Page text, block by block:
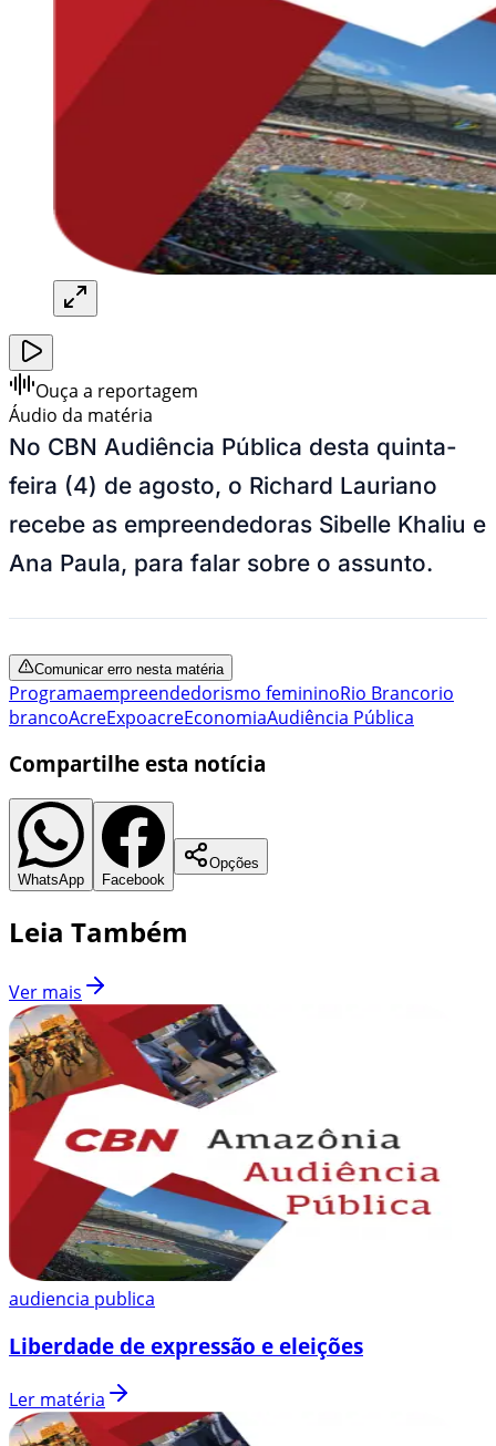
Ouça a reportagem
Áudio da matéria
No CBN Audiência Pública desta quinta-
feira (4) de agosto, o Richard Lauriano
recebe as empreendedoras Sibelle Khaliu e
Ana Paula, para falar sobre o assunto.
Comunicar erro nesta matéria
Programaempreendedorismo femininoRio Brancorio
brancoAcreExpoacreEconomiaAudiência Pública
Compartilhe esta notícia
WhatsApp Facebook
Opções
Leia Também
Ver mais
audiencia publica
Liberdade de expressão e eleições
Ler matéria